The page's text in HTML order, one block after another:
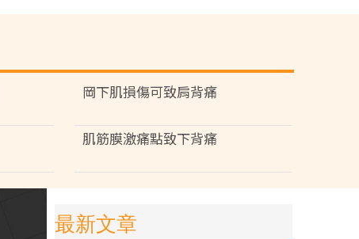
岡下肌損傷可致肩背痛
肌筋膜激痛點致下背痛
最新文章